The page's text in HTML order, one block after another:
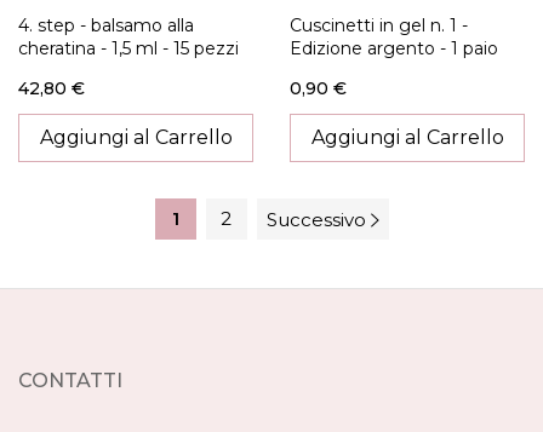
4. step - balsamo alla
cheratina - 1,5 ml - 15 pezzi
42,80 €
Aggiungi al Carrello
Cuscinetti in gel n. 1 -
Edizione argento - 1 paio
0,90 €
Aggiungi al Carrello
1 2 Successivo
CONTATTI